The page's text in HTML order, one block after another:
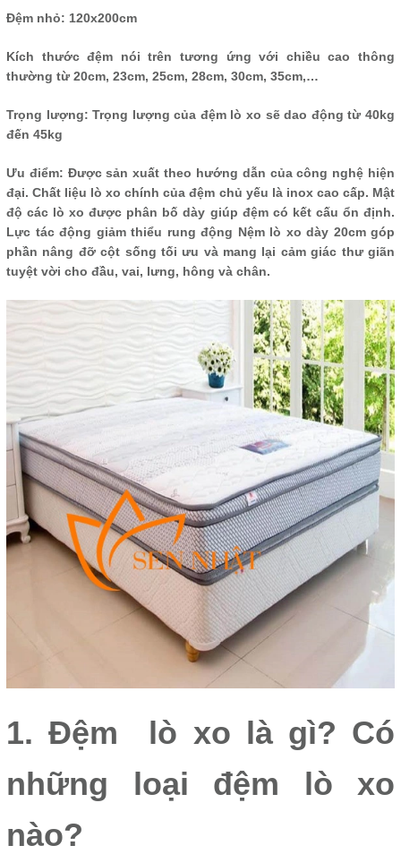
Đệm nhỏ: 120x200cm
Kích thước đệm nói trên tương ứng với chiều cao thông
thường từ 20cm, 23cm, 25cm, 28cm, 30cm, 35cm,…
Trọng lượng: Trọng lượng của đệm lò xo sẽ dao động từ 40kg
đến 45kg
Ưu điểm: Được sản xuất theo hướng dẫn của công nghệ hiện
đại. Chất liệu lò xo chính của đệm chủ yếu là inox cao cấp. Mật
độ các lò xo được phân bố dày giúp đệm có kết cấu ổn định.
Lực tác động giảm thiểu rung động Nệm lò xo dày 20cm góp
phần nâng đỡ cột sống tối ưu và mang lại cảm giác thư giãn
tuyệt vời cho đầu, vai, lưng, hông và chân.
1. Đệm lò xo là gì? Có
những loại đệm lò xo
nào?